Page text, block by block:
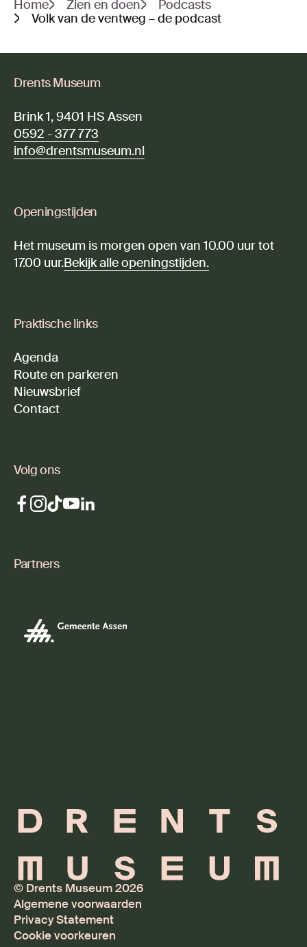
Home Zien en doen
Podcasts
Volk van de ventweg – de podcast
Drents Museum
Brink 1, 9401 HS Assen
0592 - 377 773
info@drentsmuseum.nl
Openingstijden
Het museum is morgen open van 10.00 uur tot
17.00 uur.Bekijk alle openingstijden.
Praktische links
Agenda
Route en parkeren
Nieuwsbrief
Contact
Volg ons
Partners
© Drents Museum 2026
Algemene voorwaarden
Privacy Statement
Cookie voorkeuren